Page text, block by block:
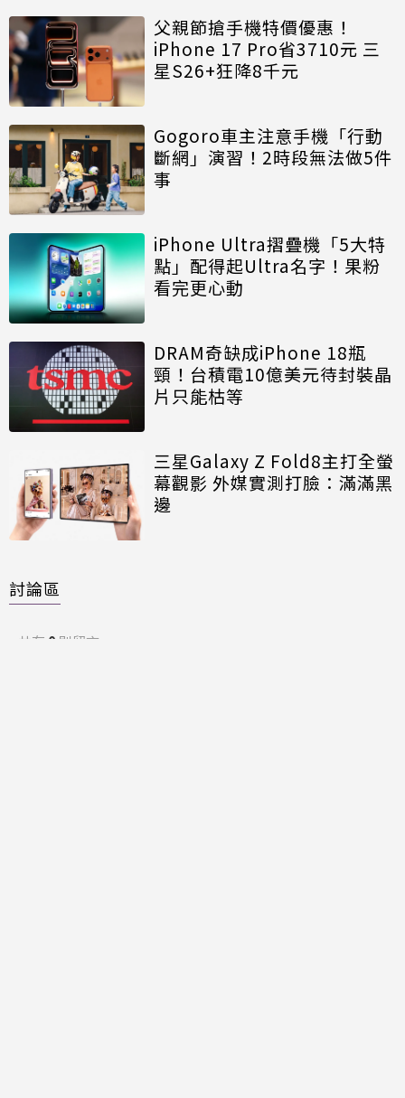
父親節搶手機特價優惠！
iPhone 17 Pro省3710元 三
星S26+狂降8千元
Gogoro車主注意手機「行動
斷網」演習！2時段無法做5件
事
iPhone Ultra摺疊機「5大特
點」配得起Ultra名字！果粉
看完更心動
DRAM奇缺成iPhone 18瓶
頸！台積電10億美元待封裝晶
片只能枯等
三星Galaxy Z Fold8主打全螢
幕觀影 外媒實測打臉：滿滿黑
邊
討論區
共有 0 則留言